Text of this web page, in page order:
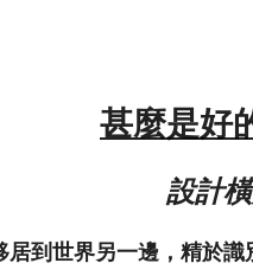
甚麼是好
設計
居到世界另一邊，精於